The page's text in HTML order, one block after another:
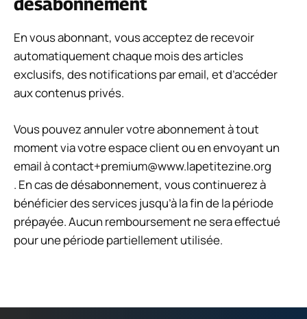
En vous abonnant, vous acceptez de recevoir
automatiquement chaque mois des articles
exclusifs, des notifications par email, et d’accéder
aux contenus privés.
Vous pouvez annuler votre abonnement à tout
moment via votre espace client ou en envoyant un
email àcontact+premium@www.lapetitezine.org
. En cas de désabonnement, vous continuerez à
bénéficier des services jusqu’à la fin de la période
prépayée. Aucun remboursement ne sera effectué
pour une période partiellement utilisée.